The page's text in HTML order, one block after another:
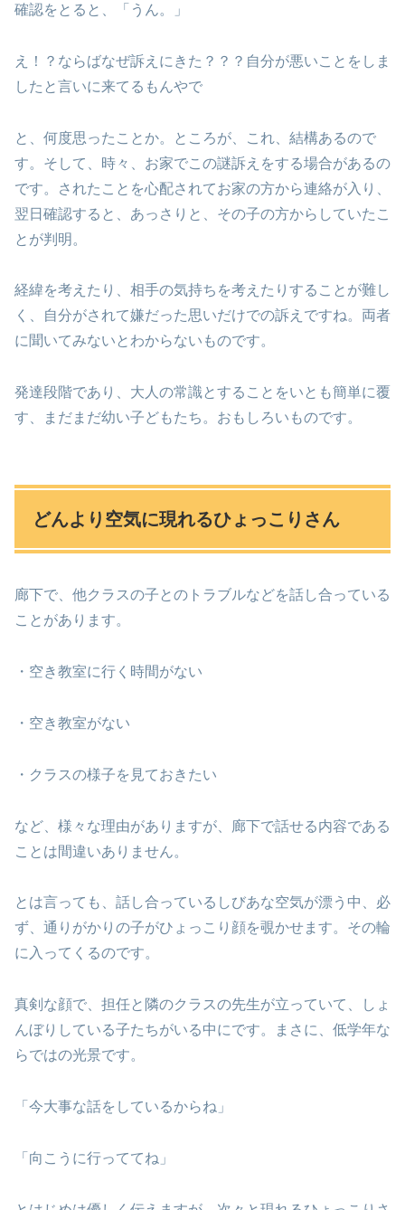
確認をとると、「うん。」
え！？ならばなぜ訴えにきた？？？自分が悪いことをしま
したと言いに来てるもんやで
と、何度思ったことか。ところが、これ、結構あるので
す。そして、時々、お家でこの謎訴えをする場合があるの
です。されたことを心配されてお家の方から連絡が入り、
翌日確認すると、あっさりと、その子の方からしていたこ
とが判明。
経緯を考えたり、相手の気持ちを考えたりすることが難し
く、自分がされて嫌だった思いだけでの訴えですね。両者
に聞いてみないとわからないものです。
発達段階であり、大人の常識とすることをいとも簡単に覆
す、まだまだ幼い子どもたち。おもしろいものです。
どんより空気に現れるひょっこりさん
廊下で、他クラスの子とのトラブルなどを話し合っている
ことがあります。
・空き教室に行く時間がない
・空き教室がない
・クラスの様子を見ておきたい
など、様々な理由がありますが、廊下で話せる内容である
ことは間違いありません。
とは言っても、話し合っているしびあな空気が漂う中、必
ず、通りがかりの子がひょっこり顔を覗かせます。その輪
に入ってくるのです。
真剣な顔で、担任と隣のクラスの先生が立っていて、しょ
んぼりしている子たちがいる中にです。まさに、低学年な
らではの光景です。
「今大事な話をしているからね」
「向こうに行っててね」